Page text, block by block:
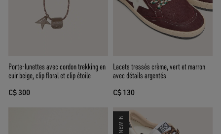
Porte-lunettes avec cordon trekking en
cuir beige, clip floral et clip étoile
C$ 300
Lacets tressés crème, vert et marron
avec détails argentés
C$ 130
NEW IN